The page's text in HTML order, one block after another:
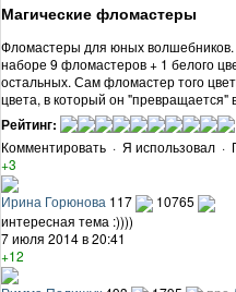
Магические фломастеры
Фломастеры для юных волшебников.
наборе 9 фломастеров + 1 белого
остальных. Сам фломастер того
цвета, в который он "превращается"
Рейтинг:
Комментировать · Я использовал ·
+3
Ирина Горюнова 117
10765
интересная тема :))))
7 июля 2014 в 20:41
+12